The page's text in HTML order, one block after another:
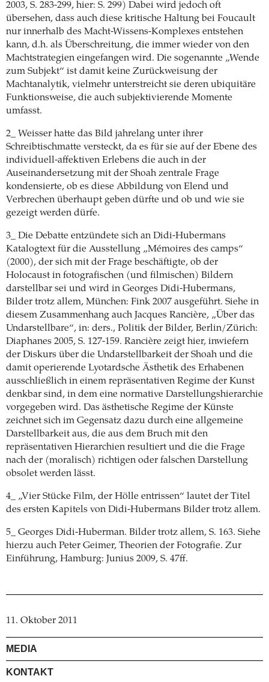
2003, S. 283-299, hier: S. 299) Dabei wird jedoch oft
übersehen, dass auch diese kritische Haltung bei Foucault
nur innerhalb des Macht-Wissens-Komplexes entstehen
kann, d.h. als Überschreitung, die immer wieder von den
Machtstrategien eingefangen wird. Die sogenannte „Wende
zum Subjekt“ ist damit keine Zurückweisung der
Machtanalytik, vielmehr unterstreicht sie deren ubiquitäre
Funktionsweise, die auch subjektivierende Momente
umfasst.
2_ Weisser hatte das Bild jahrelang unter ihrer
Schreibtischmatte versteckt, da es für sie auf der Ebene des
individuell-affektiven Erlebens die auch in der
Auseinandersetzung mit der Shoah zentrale Frage
kondensierte, ob es diese Abbildung von Elend und
Verbrechen überhaupt geben dürfte und ob und wie sie
gezeigt werden dürfe.
3_ Die Debatte entzündete sich an Didi-Hubermans
Katalogtext für die Ausstellung „Mémoires des camps“
(2000), der sich mit der Frage beschäftigte, ob der
Holocaust in fotografischen (und filmischen) Bildern
darstellbar sei und wird in Georges Didi-Hubermans,
Bilder trotz allem, München: Fink 2007 ausgeführt. Siehe in
diesem Zusammenhang auch Jacques Rancière, „Über das
Undarstellbare“, in: ders., Politik der Bilder, Berlin/Zürich:
Diaphanes 2005, S. 127-159. Rancière zeigt hier, inwiefern
der Diskurs über die Undarstellbarkeit der Shoah und die
damit operierende Lyotardsche Ästhetik des Erhabenen
ausschließlich in einem repräsentativen Regime der Kunst
denkbar sind, in dem eine normative Darstellungshierarchie
vorgegeben wird. Das ästhetische Regime der Künste
zeichnet sich im Gegensatz dazu durch eine allgemeine
Darstellbarkeit aus, die aus dem Bruch mit den
repräsentativen Hierarchien resultiert und die die Frage
nach der (moralisch) richtigen oder falschen Darstellung
obsolet werden lässt.
4_ „Vier Stücke Film, der Hölle entrissen“ lautet der Titel
des ersten Kapitels von Didi-Hubermans Bilder trotz allem.
5_ Georges Didi-Huberman. Bilder trotz allem, S. 163. Siehe
hierzu auch Peter Geimer, Theorien der Fotografie. Zur
Einführung, Hamburg: Junius 2009, S. 47ff.
11. Oktober 2011
MEDIA
KONTAKT